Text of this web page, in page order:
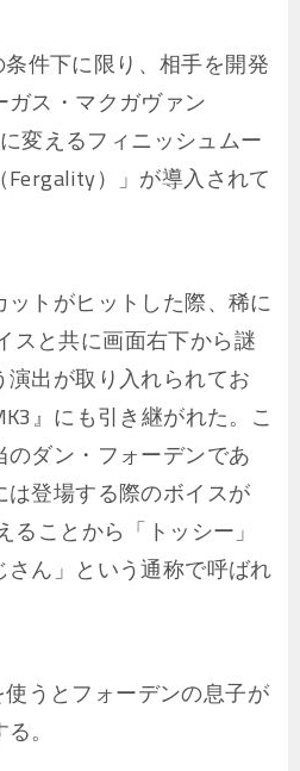
条件下に限り、相手を開発
ス・マクガヴァン
変えるフィニッシュムー
）」が導入されて
トがヒットした際、稀に
スと共に画面右下から謎
出が取り入れられてお
』にも引き継がれた。こ
ダン・フォーデンであ
登場する際のボイスが
ることから「トッシー」
ん」という通称で呼ばれ
使うとフォーデンの息子が
。